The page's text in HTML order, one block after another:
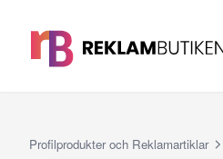
Profilprodukter och Reklamartiklar